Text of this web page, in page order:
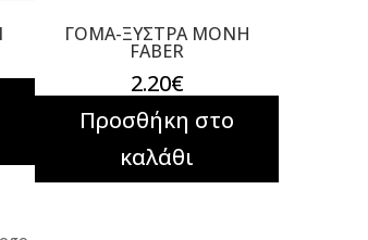
ΓΟΜΑ-ΞΥΣΤΡΑ ΜΟΝΗ
FABER
2.20€
Προσθήκη στο
καλάθι